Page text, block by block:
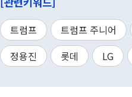
트럼프 트럼프 주니어
정용진
롯데 LG